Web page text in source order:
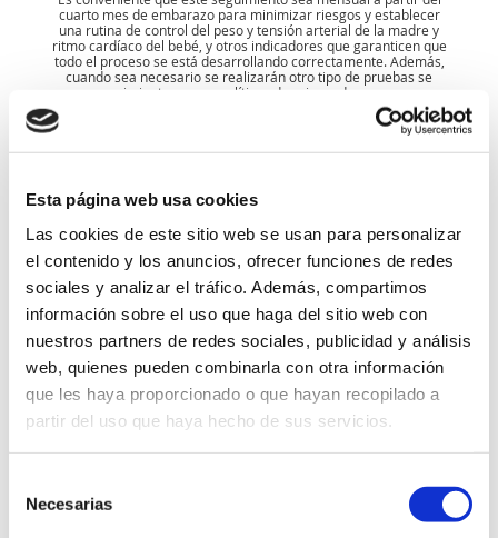
Esta página web usa cookies
Las cookies de este sitio web se usan para personalizar
el contenido y los anuncios, ofrecer funciones de redes
sociales y analizar el tráfico. Además, compartimos
información sobre el uso que haga del sitio web con
nuestros partners de redes sociales, publicidad y análisis
web, quienes pueden combinarla con otra información
que les haya proporcionado o que hayan recopilado a
partir del uso que haya hecho de sus servicios.
Necesarias
cuarto mes de embarazo para minimizar riesgos y establecer
una rutina de control del peso y tensión arterial de la madre y
ritmo cardíaco del bebé, y otros indicadores que garanticen que
todo el proceso se está desarrollando correctamente. Además,
cuando sea necesario se realizarán otro tipo de pruebas se
seguimiento como analíticas de orina o de sangre.
Muchas de las complicaciones maternas se pueden prevenir si
se detectan de forma precoz, por lo que es necesario acudir a
las revisiones mensuales durante el periodo de gestación.
Pruebas básicas
Análisis de sangre
: para comprobar que los niveles son y
permanecen normales a lo largo del embarazo.
Análisis de orina: permitirá identificar posibles infecciones además
de medir nuestros niveles de azúcar.
Exploraciones ecográficas: para monitorizar la evolución del bebé.
Diagnóstico prenatal genético
cardiaco del bebé.